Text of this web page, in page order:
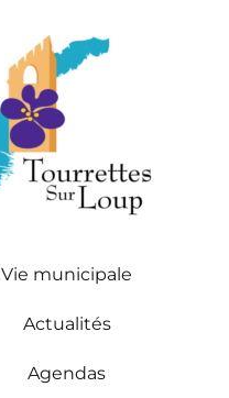
Vie municipale
Actualités
Agendas